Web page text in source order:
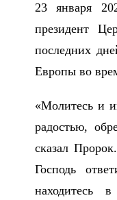
23 января
президент
последних
Европы во
«Молитесь и
радостью,
сказал
Господь
находитесь